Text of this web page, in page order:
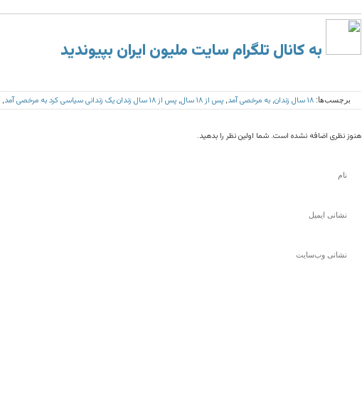
به کانال تلگرام سایت ملیون ایران بپیوندید
برچسب‌ها: ۱۸ سال زندان به مرخصی آمد پس از ۱۸ سال پس از ۱۸ سال زندان یک زندانی سیاسی کرد به مرخصی آمد
هنوز نظری اضافه نشده است. شما اولین نظر را بدهید.